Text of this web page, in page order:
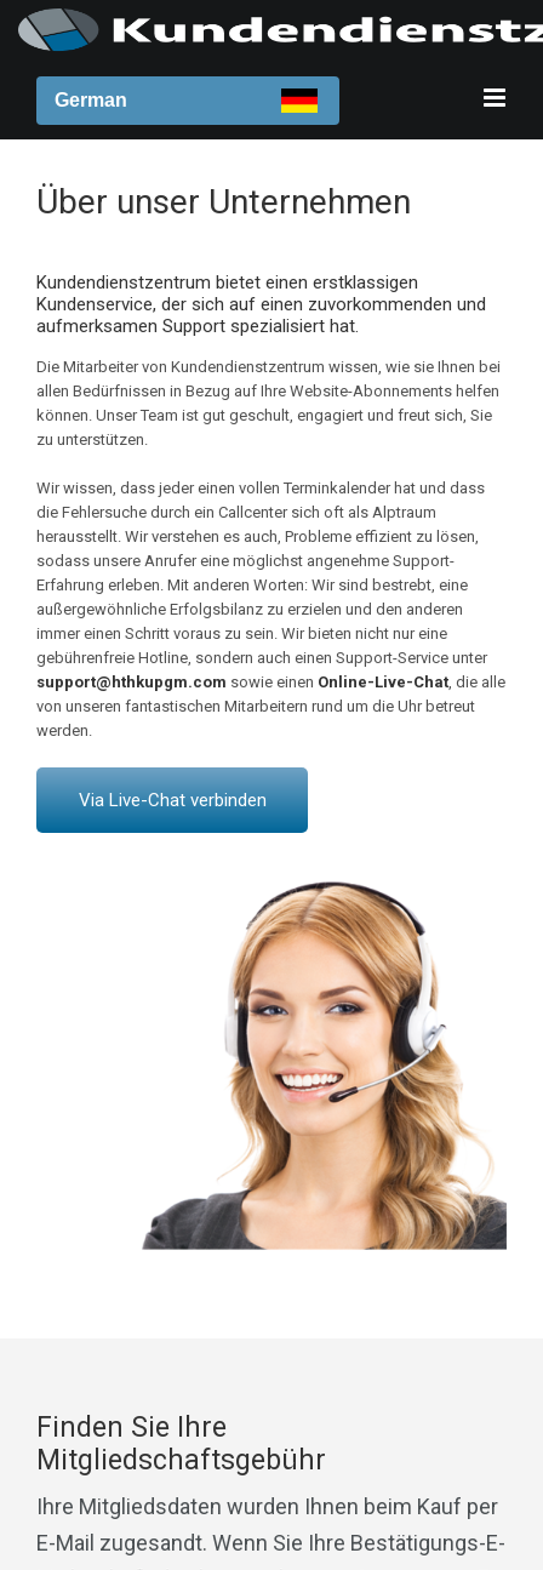
German
Über unser Unternehmen
Kundendienstzentrum bietet einen erstklassigen
Kundenservice, der sich auf einen zuvorkommenden und
aufmerksamen Support spezialisiert hat.
Die Mitarbeiter von Kundendienstzentrum wissen, wie sie Ihnen bei
allen Bedürfnissen in Bezug auf Ihre Website-Abonnements helfen
können. Unser Team ist gut geschult, engagiert und freut sich, Sie
zu unterstützen.
Wir wissen, dass jeder einen vollen Terminkalender hat und dass
die Fehlersuche durch ein Callcenter sich oft als Alptraum
herausstellt. Wir verstehen es auch, Probleme effizient zu lösen,
sodass unsere Anrufer eine möglichst angenehme Support-
Erfahrung erleben. Mit anderen Worten: Wir sind bestrebt, eine
außergewöhnliche Erfolgsbilanz zu erzielen und den anderen
immer einen Schritt voraus zu sein. Wir bieten nicht nur eine
gebührenfreie Hotline, sondern auch einen Support-Service unter
support@hthkupgm.com sowie einen Online-Live-Chat, die alle
von unseren fantastischen Mitarbeitern rund um die Uhr betreut
werden.
Via Live-Chat verbinden
Finden Sie Ihre
Mitgliedschaftsgebühr
Ihre Mitgliedsdaten wurden Ihnen beim Kauf per
E-Mail zugesandt. Wenn Sie Ihre Bestätigungs-E-